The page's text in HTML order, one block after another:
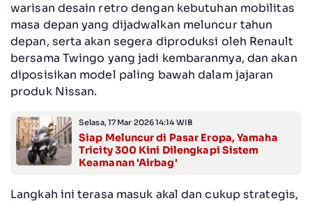
warisan desain retro dengan kebutuhan mobilitas
masa depan yang dijadwalkan meluncur tahun
depan, serta akan segera diproduksi oleh Renault
bersama Twingo yang jadi kembaranmya, dan akan
diposisikan model paling bawah dalam jajaran
produk Nissan.
Selasa, 17 Mar 2026 14:14 WIB
Siap Meluncur di Pasar Eropa, Yamaha
Tricity 300 Kini Dilengkapi Sistem
Keamanan 'Airbag'
Langkah ini terasa masuk akal dan cukup strategis,